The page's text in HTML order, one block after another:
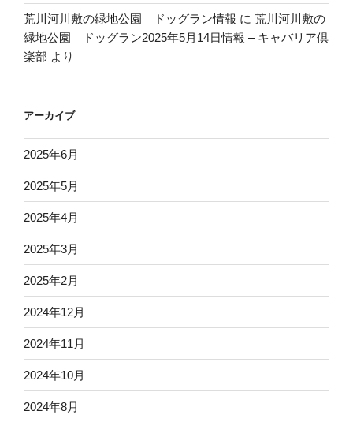
荒川河川敷の緑地公園 ドッグラン情報 に 荒川河川敷の
緑地公園 ドッグラン2025年5月14日情報 – キャバリア倶
楽部 より
アーカイブ
2025年6月
2025年5月
2025年4月
2025年3月
2025年2月
2024年12月
2024年11月
2024年10月
2024年8月